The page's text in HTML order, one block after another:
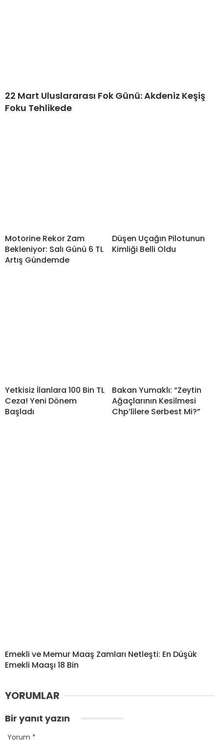
22 Mart Uluslararası Fok Günü: Akdeniz Keşiş
Foku Tehlikede
Motorine Rekor Zam
Bekleniyor: Salı Günü 6 TL
Artış Gündemde
Düşen Uçağın Pilotunun
Kimliği Belli Oldu
Yetkisiz İlanlara 100 Bin TL
Ceza! Yeni Dönem
Başladı
Bakan Yumaklı: “Zeytin
Ağaçlarının Kesilmesi
Chp’lilere Serbest Mi?”
Emekli ve Memur Maaş Zamları Netleşti: En Düşük
Emekli Maaşı 18 Bin
YORUMLAR
Bir yanıt yazın
Yorum *